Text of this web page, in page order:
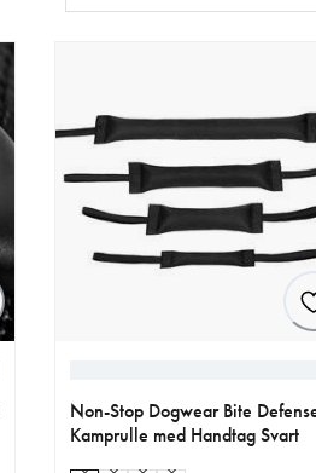
Non-Stop Dogwear Bite
Kamprulle med Handtag Svart